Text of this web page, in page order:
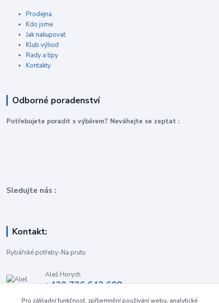
Prodejna
Kdo jsme
Jak nakupovat
Klub výhod
Rady a tipy
Kontakty
Odborné poradenství
Potřebujete poradit s výběrem? Neváhejte se zeptat :
Sledujte nás :
Kontakt:
Rybářské potřeby-Na prutu
Aleš Horych
+420 736 642 608
Pro základní funkčnost, zpříjemnění používání webu, analytické